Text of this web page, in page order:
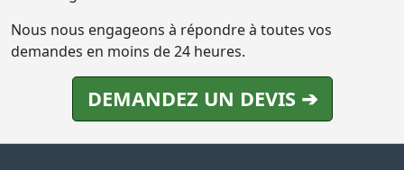
Nous nous engageons à répondre à toutes vos
demandes en moins de 24 heures.
DEMANDEZ UN DEVIS ➔